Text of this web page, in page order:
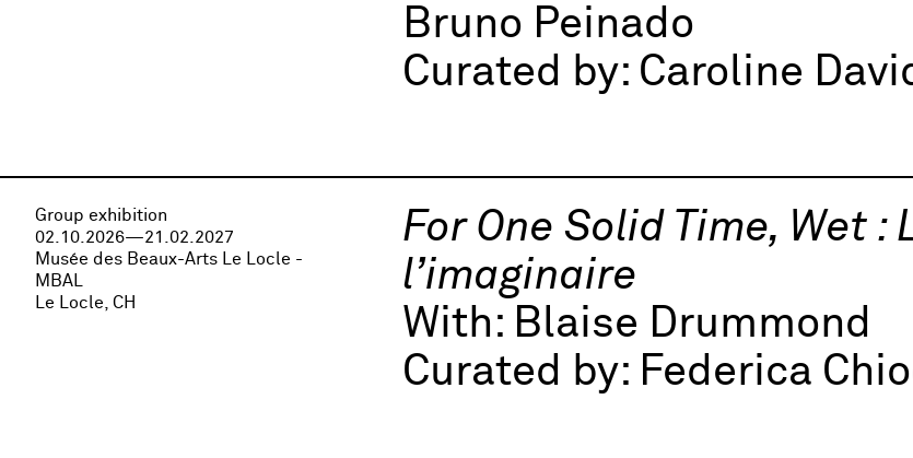
Bruno Peinado
Curated by: Caroline
For One Solid Time, Wet :
l’imaginaire
With: Blaise Drummond
Curated by: Federica
Group exhibition
02.10.2026—21.02.2027
Musée des Beaux-Arts Le Locle -
MBAL
Le Locle, CH